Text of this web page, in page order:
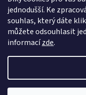
jednodušší. Ke
souhlas, který dáte
můžete odsouhlasit
informacízde.
Při procesu objednávání
Copyright 2026